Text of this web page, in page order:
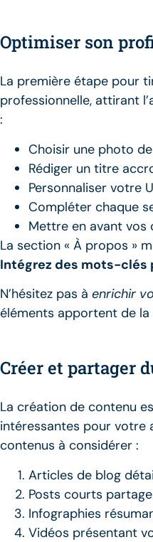
Optimiser son
La première étape pour
professionnelle, attirant
:
Choisir une photo
Rédiger un titre
Personnaliser votre
Compléter chaque
Mettre en avant vos
La section « À propos »
Intégrez des mots-clés
N’hésitez pas à enrichir
éléments apportent de
Créer et partager
La création de contenu
intéressantes pour votre
contenus à considérer :
Articles de blog
Posts courts
Infographies
Vidéos présentant